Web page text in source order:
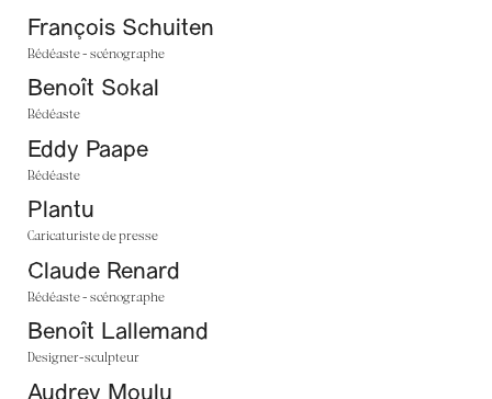
François Schuiten
Bédéaste - scénographe
Benoît Sokal
Bédéaste
Eddy Paape
Bédéaste
Plantu
Caricaturiste de presse
Claude Renard
Bédéaste - scénographe
Benoît Lallemand
Designer-sculpteur
Audrey Moulu